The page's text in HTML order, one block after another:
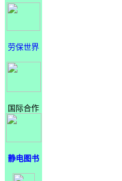
劳保世界
国际合作
静电图书